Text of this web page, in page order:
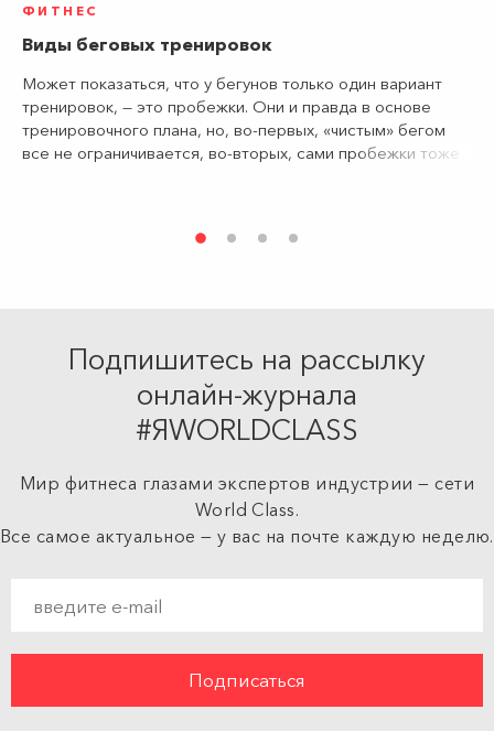
ФИТНЕС
Виды беговых тренировок
Может показаться, что у бегунов только один вариант
тренировок, — это пробежки. Они и правда в основе
тренировочного плана, но, во-первых, «чистым» бегом
все не ограничивается, во-вторых, сами пробежки тоже
Подпишитесь на рассылку
онлайн-журнала
#ЯWORLDCLASS
Мир фитнеса глазами экспертов индустрии — сети
World Class.
Все самое актуальное — у вас на почте каждую неделю.